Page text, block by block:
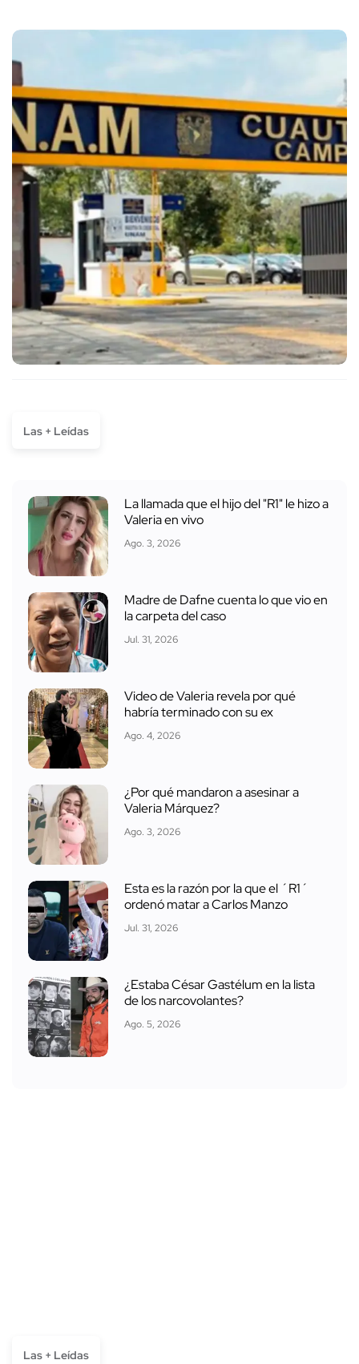
Las + Leídas
La llamada que el hijo del "R1" le hizo a
Valeria en vivo
Ago. 3, 2026
Madre de Dafne cuenta lo que vio en
la carpeta del caso
Jul. 31, 2026
Video de Valeria revela por qué
habría terminado con su ex
Ago. 4, 2026
¿Por qué mandaron a asesinar a
Valeria Márquez?
Ago. 3, 2026
Esta es la razón por la que el ´R1´
ordenó matar a Carlos Manzo
Jul. 31, 2026
¿Estaba César Gastélum en la lista
de los narcovolantes?
Ago. 5, 2026
Las + Leídas